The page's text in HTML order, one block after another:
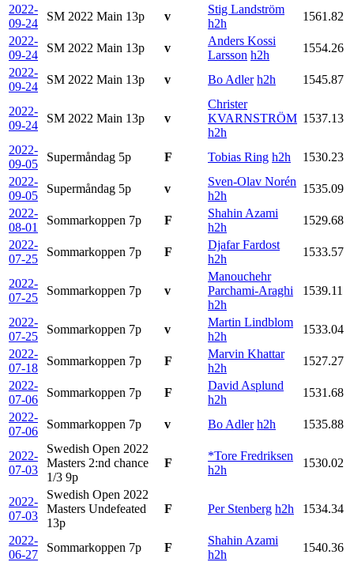
2022-
09-24
SM 2022 Main 13p v
Stig Landström
h2h
1561.82
2022-
09-24
SM 2022 Main 13p v
Anders Kossi
Larsson h2h
1554.26
2022-
09-24
SM 2022 Main 13p v Bo Adler h2h 1545.87
2022-
09-24
SM 2022 Main 13p v
Christer
KVARNSTRÖM
h2h
1537.13
2022-
09-05
Supermåndag 5p F Tobias Ring h2h
1530.23
2022-
09-05
Supermåndag 5p v
Sven-Olav Norén
h2h
1535.09
2022-
08-01
Sommarkoppen 7p F
Shahin Azami
h2h
1529.68
2022-
07-25
Sommarkoppen 7p F
Djafar Fardost
h2h
1533.57
2022-
07-25
Sommarkoppen 7p v
Manouchehr
Parchami-Araghi
h2h
1539.11
2022-
07-25
Sommarkoppen 7p v
Martin Lindblom
h2h
1533.04
2022-
07-18
Sommarkoppen 7p F
Marvin Khattar
h2h
1527.27
2022-
07-06
Sommarkoppen 7p F
David Asplund
h2h
1531.68
2022-
07-06
Sommarkoppen 7p v Bo Adler h2h 1535.88
2022-
07-03
Swedish Open 2022
Masters 2:nd chance
1/3 9p
F
*Tore Fredriksen
h2h
1530.02
2022-
07-03
Swedish Open 2022
Masters Undefeated
13p
F Per Stenberg h2h 1534.34
2022-
06-27
Sommarkoppen 7p F
Shahin Azami
h2h
1540.36